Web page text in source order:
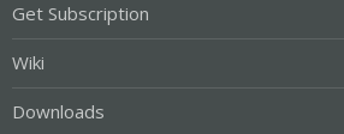
Get Subscription
Wiki
Downloads